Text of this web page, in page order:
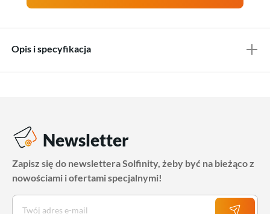
Opis i specyfikacja
Newsletter
Zapisz się do newslettera Solfinity, żeby być na bieżąco z
nowościami i ofertami specjalnymi!